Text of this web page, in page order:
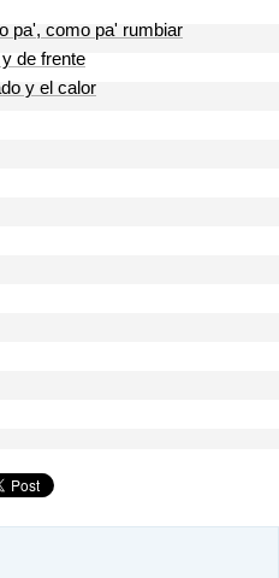
pa', como pa' rumbiar
de frente
y el calor